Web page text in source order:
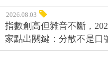
2026.08.03
指數創高但雜音不斷，
家點出關鍵：分散不是口